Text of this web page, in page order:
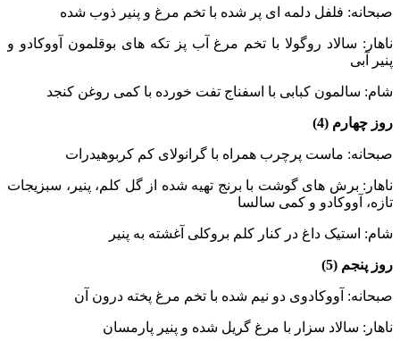
صبحانه: فلفل دلمه ای پر شده با تخم مرغ و پنیر ذوب شده
ناهار: سالاد روگولا با تخم مرغ آب پز تکه های بوقلمون آووکادو و
پنیر آبی
شام: سالمون کبابی با اسفناج تفت خورده با کمی روغن کنجد
روز چهارم (4)
صبحانه: ماست پرچرب همراه با گرانولای کم کربوهیدرات
ناهار: برش های گوشت با برنج تهیه شده از گل کلم، پنیر، سبزیجات
تازه، آووکادو و کمی سالسا
شام: استیک داغ در کنار کلم بروکلی آغشته به پنیر
روز پنجم (5)
صبحانه: آووکادوی دو نیم شده با تخم مرغ پخته درون آن
ناهار: سالاد سزار با مرغ گریل شده و پنیر پارمسان